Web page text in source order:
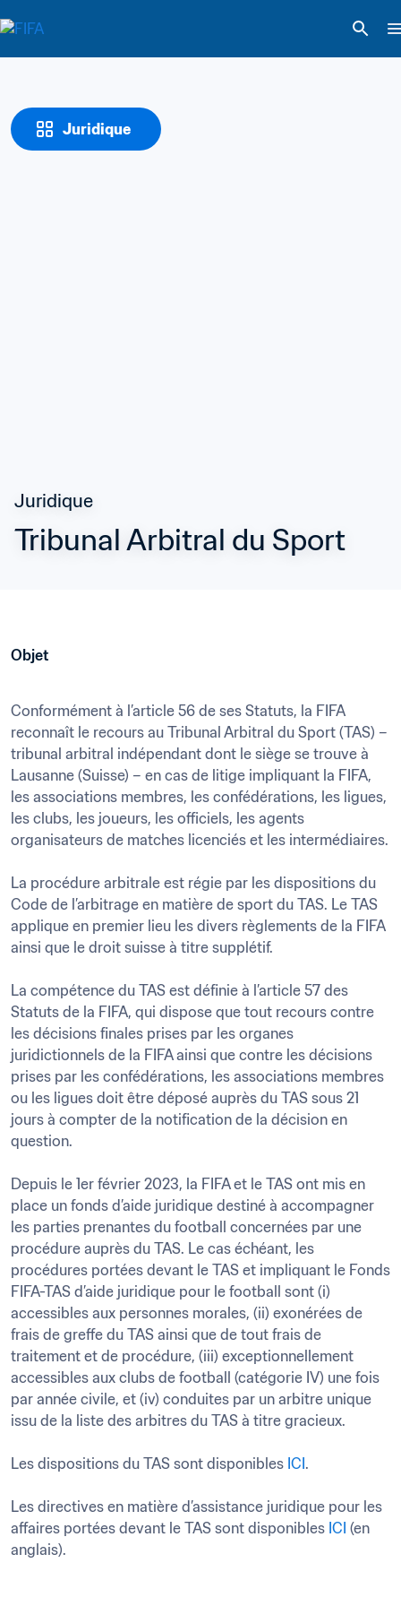
Juridique
Juridique
Tribunal Arbitral du Sport
Objet
Conformément à l’article 56 de ses Statuts, la FIFA
reconnaît le recours au Tribunal Arbitral du Sport (TAS) –
tribunal arbitral indépendant dont le siège se trouve à
Lausanne (Suisse) – en cas de litige impliquant la FIFA,
les associations membres, les confédérations, les ligues,
les clubs, les joueurs, les officiels, les agents
organisateurs de matches licenciés et les intermédiaires.
La procédure arbitrale est régie par les dispositions du
Code de l’arbitrage en matière de sport du TAS. Le TAS
applique en premier lieu les divers règlements de la FIFA
ainsi que le droit suisse à titre supplétif.
La compétence du TAS est définie à l’article 57 des
Statuts de la FIFA, qui dispose que tout recours contre
les décisions finales prises par les organes
juridictionnels de la FIFA ainsi que contre les décisions
prises par les confédérations, les associations membres
ou les ligues doit être déposé auprès du TAS sous 21
jours à compter de la notification de la décision en
question.
Depuis le 1er février 2023, la FIFA et le TAS ont mis en
place un fonds d’aide juridique destiné à accompagner
les parties prenantes du football concernées par une
procédure auprès du TAS. Le cas échéant, les
procédures portées devant le TAS et impliquant le Fonds
FIFA-TAS d’aide juridique pour le football sont (i)
accessibles aux personnes morales, (ii) exonérées de
frais de greffe du TAS ainsi que de tout frais de
traitement et de procédure, (iii) exceptionnellement
accessibles aux clubs de football (catégorie IV) une fois
par année civile, et (iv) conduites par un arbitre unique
issu de la liste des arbitres du TAS à titre gracieux.
Les dispositions du TAS sont disponibles ICI .
Les directives en matière d’assistance juridique pour les
affaires portées devant le TAS sont disponibles ICI (en
anglais).